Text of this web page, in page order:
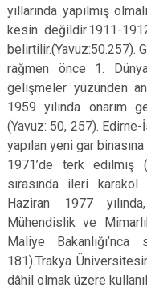
yıllarında yapılmış
kesin değildir.1911-
belirtilir.(Yavuz:50.257).
rağmen önce 1.
gelişmeler yüzünden
1959 yılında onarım
(Yavuz: 50, 257).
yapılan yeni gar binasına
1971’de terk edilmiş
sırasında ileri
Haziran 1977
Mühendislik ve
Maliye Bakanlığı’nca
181).Trakya
dâhil olmak üzere